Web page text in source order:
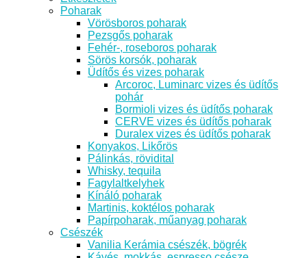
Poharak
Vörösboros poharak
Pezsgős poharak
Fehér-, roseboros poharak
Sörös korsók, poharak
Üdítős és vizes poharak
Arcoroc, Luminarc vizes és üdítős
pohár
Bormioli vizes és üdítős poharak
CERVE vizes és üdítős poharak
Duralex vizes és üdítős poharak
Konyakos, Likőrös
Pálinkás, rövidital
Whisky, tequila
Fagylaltkelyhek
Kínáló poharak
Martinis, koktélos poharak
Papírpoharak, műanyag poharak
Csészék
Vanilia Kerámia csészék, bögrék